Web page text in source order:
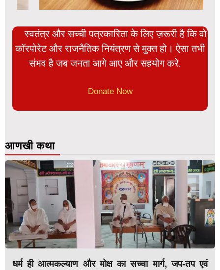
स्वतंत्र और सच्ची पत्रकारिता के लिए ज़रूरी है कि वो
कॉरपोरेट और राजनैतिक नियंत्रण से मुक्त हो। ऐसा तभी
संभव है जब जनता आगे आए और सहयोग करे.
Donate Now
आणखी कथा
धर्म ही आत्मकल्याण और मोक्ष का सच्चा मार्ग, जप-तप एवं